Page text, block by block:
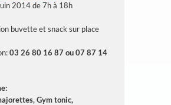
2014 de 7h à 18h
buvette et snack sur place
03 26 80 16 87 ou 07 87 14
Gym tonic,